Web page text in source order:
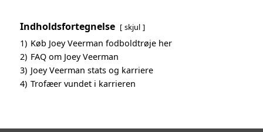
Indholdsfortegnelse skjul
1) Køb Joey Veerman fodboldtrøje her
2) FAQ om Joey Veerman
3) Joey Veerman stats og karriere
4) Trofæer vundet i karrieren